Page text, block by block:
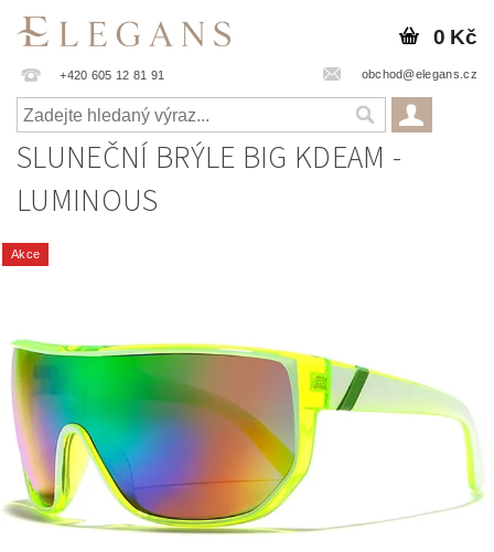
+420 605 12 81 91 obchod@elegans.cz
0 Kč
SLUNEČNÍ BRÝLE BIG KDEAM -
LUMINOUS
Akce